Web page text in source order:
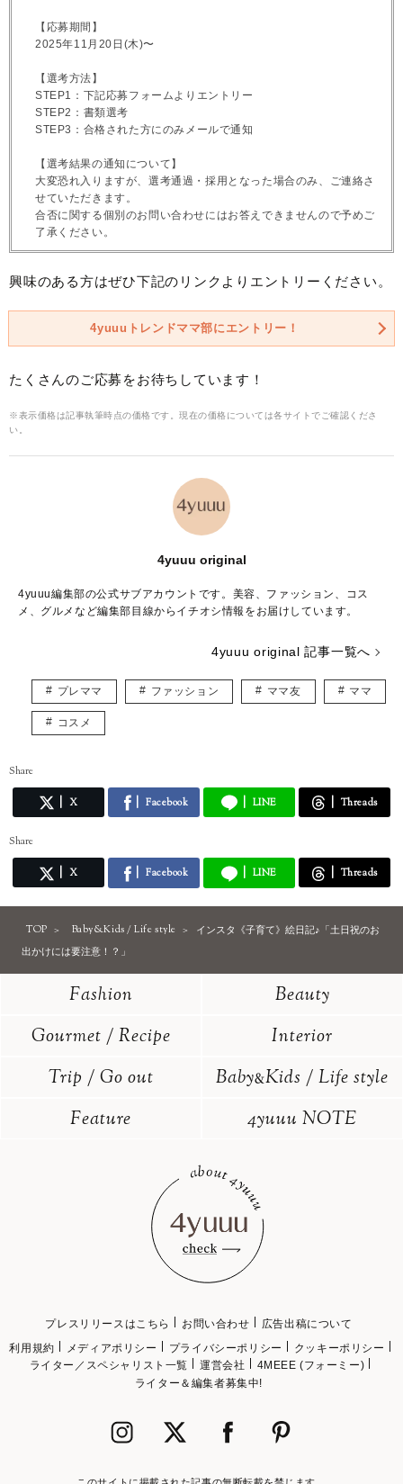
【応募期間】
2025年11月20日(木)〜
【選考方法】
STEP1：下記応募フォームよりエントリー
STEP2：書類選考
STEP3：合格された方にのみメールで通知
【選考結果の通知について】
大変恐れ入りますが、選考通過・採用となった場合のみ、ご連絡さ
せていただきます。
合否に関する個別のお問い合わせにはお答えできませんので予めご
了承ください。
興味のある方はぜひ下記のリンクよりエントリーください。
4yuuuトレンドママ部にエントリー！
たくさんのご応募をお待ちしています！
※表示価格は記事執筆時点の価格です。現在の価格については各サイトでご確認くださ
い。
4yuuu original
4yuuu編集部の公式サブアカウントです。美容、ファッション、コス
メ、グルメなど編集部目線からイチオシ情報をお届けしています。
4yuuu original 記事一覧へ
プレママ ファッション ママ友 ママ
コスメ
Share
X Facebook LINE Threads
Share
X Facebook LINE Threads
TOP Baby&Kids / Life style
インスタ《子育て》絵日記♪「土日祝のお
出かけには要注意！？」
Fashion
Beauty
Gourmet / Recipe
Interior
Trip / Go out
Baby&Kids / Life style
Feature
4yuuu NOTE
プレスリリースはこちら お問い合わせ
広告出稿について
利用規約
メディアポリシー プライバシーポリシー
クッキーポリシー
ライター／スペシャリスト一覧
運営会社
4MEEE (フォーミー)
ライター＆編集者募集中!